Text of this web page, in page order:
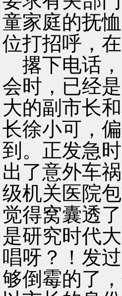
童家庭的抚
位打招呼，
撂下电话，
会时，已经
大的副市长
长徐小可，
到。正发急
出了意外车
级机关医院
觉得窝囊透
是研究时代
唱呀？！发
够倒霉的了